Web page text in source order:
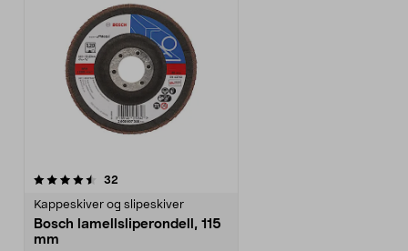
32
Kappeskiver og slipeskiver
Bosch lamellsliperondell, 115
mm